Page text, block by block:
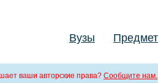
Вузы
ваши авторские права? Сообщите нам.